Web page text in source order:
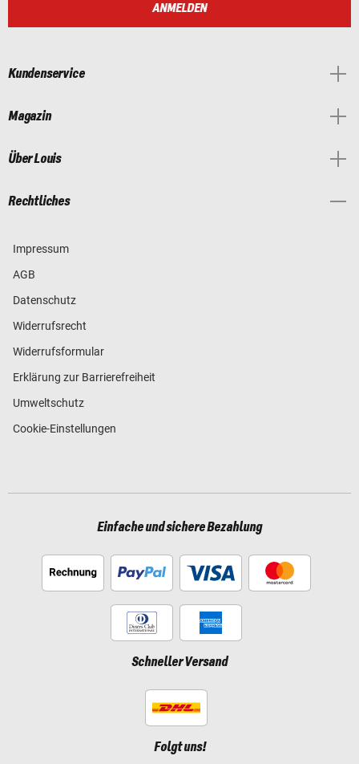
ANMELDEN
Kundenservice
Magazin
Über Louis
Rechtliches
Impressum
AGB
Datenschutz
Widerrufsrecht
Widerrufsformular
Erklärung zur Barrierefreiheit
Umweltschutz
Cookie-Einstellungen
Einfache und sichere Bezahlung
Schneller Versand
Folgt uns!